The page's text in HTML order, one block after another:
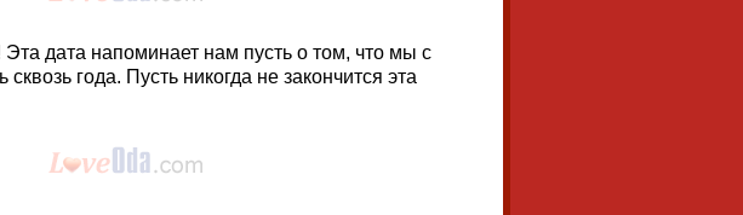
дата напоминает нам пусть о том, что мы с
года. Пусть никогда не закончится эта